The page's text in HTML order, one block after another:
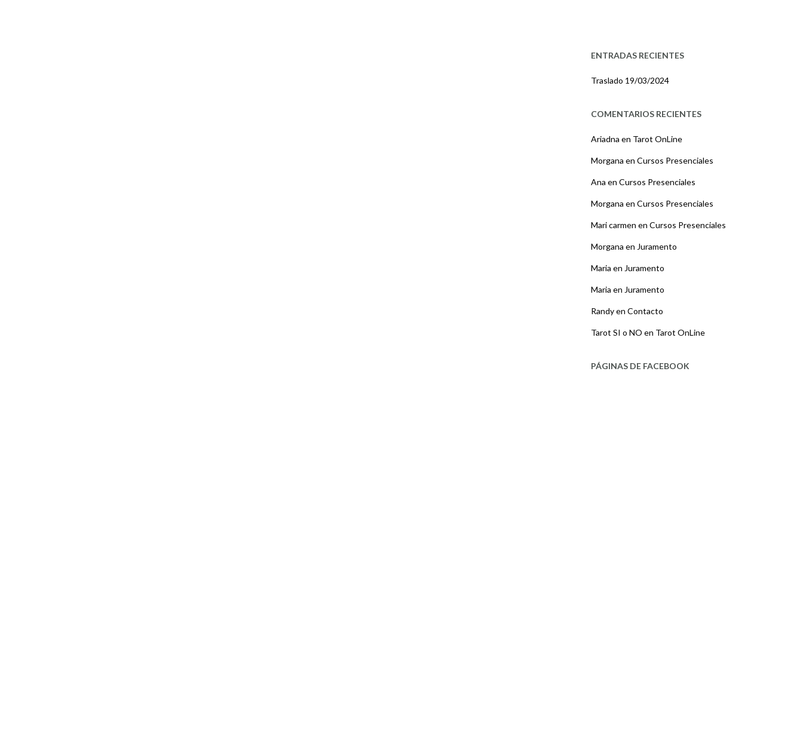
ENTRADAS RECIENTES
Traslado 19/03/2024
COMENTARIOS RECIENTES
Ariadna en Tarot OnLine
Morgana en Cursos Presenciales
Ana en Cursos Presenciales
Morgana en Cursos Presenciales
Mari carmen en Cursos Presenciales
Morgana en Juramento
Maria en Juramento
Maria en Juramento
Randyen Contacto
Tarot SI o NO en Tarot OnLine
PÁGINAS DE FACEBOOK